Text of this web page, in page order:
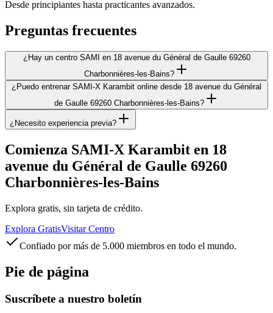
Desde principiantes hasta practicantes avanzados.
Preguntas frecuentes
¿Hay un centro SAMI en 18 avenue du Général de Gaulle 69260
Charbonnières-les-Bains?
¿Puedo entrenar SAMI-X Karambit online desde 18 avenue du Général
de Gaulle 69260 Charbonnières-les-Bains?
¿Necesito experiencia previa?
Comienza SAMI-X Karambit en 18
avenue du Général de Gaulle 69260
Charbonnières-les-Bains
Explora gratis, sin tarjeta de crédito.
Explora GratisVisitar Centro
Confiado por más de 5.000 miembros en todo el mundo.
Pie de página
Suscríbete a nuestro boletín